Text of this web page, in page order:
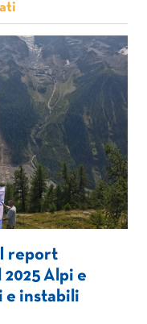
report
Alpi e
e instabili